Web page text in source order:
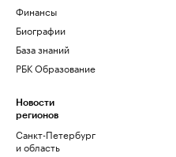
Финансы
Биографии
База знаний
РБК Образование
Новости
регионов
Санкт-Петербург
и область